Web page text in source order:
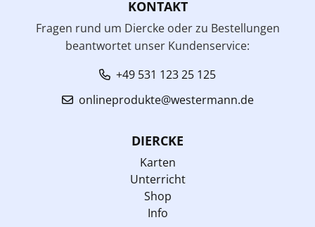
KONTAKT
Fragen rund um Diercke oder zu Bestellungen
beantwortet unser Kundenservice:
+49 531 123 25 125
onlineprodukte@westermann.de
DIERCKE
Karten
Unterricht
Shop
Info